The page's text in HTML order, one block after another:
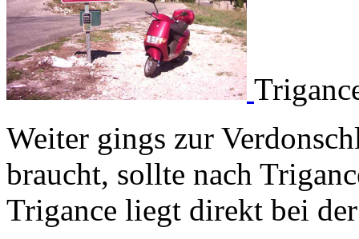
Weiter gings zur
braucht, sollte nach
Trigance liegt direkt bei